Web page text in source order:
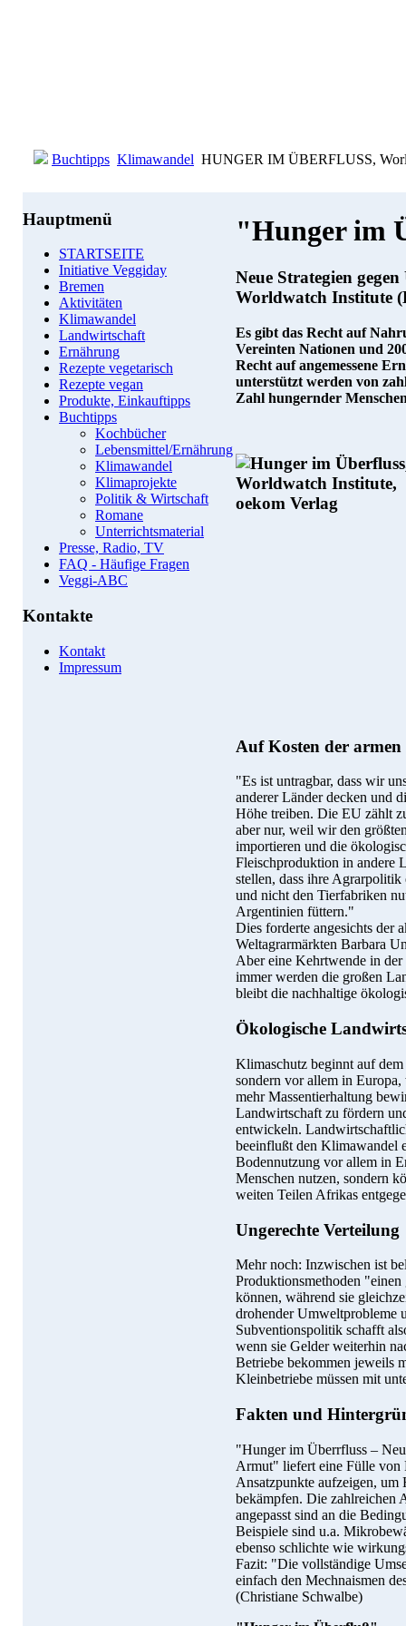
Buchtipps Klimawandel HUNGER IM ÜBERFLUSS,
Hauptmenü
STARTSEITE
Initiative Veggiday
Bremen
Aktivitäten
Klimawandel
Landwirtschaft
Ernährung
Rezepte vegetarisch
Rezepte vegan
Produkte, Einkauftipps
Buchtipps
Kochbücher
Lebensmittel/Ernährung
Klimawandel
Klimaprojekte
Politik & Wirtschaft
Romane
Unterrichtsmaterial
Presse, Radio, TV
FAQ - Häufige Fragen
Veggi-ABC
Kontakte
Kontakt
Impressum
"Hunger im
Neue Strategien
Worldwatch Institute
Es gibt das Recht auf
Vereinten Nationen und
Recht auf angemessene
unterstützt werden von
Zahl hungernder
Auf Kosten der
"Es ist untragbar, dass wir
anderer Länder decken und
Höhe treiben. Die EU zählt
aber nur, weil wir den
importieren und die
Fleischproduktion in andere
stellen, dass ihre
und nicht den Tierfabriken
Argentinien füttern."
Dies forderte angesichts der
Weltagrarmärkten Barbara
Aber eine Kehrtwende in
immer werden die großen
bleibt die nachhaltige
Ökologische
Klimaschutz beginnt auf
sondern vor allem in
mehr Massentierhaltung
Landwirtschaft zu fördern
entwickeln.
beeinflußt den Klimawandel
Bodennutzung vor allem in
Menschen nutzen, sondern
weiten Teilen Afrikas
Ungerechte Verteilung
Mehr noch: Inzwischen ist
Produktionsmethoden
können, während sie
drohender Umweltprobleme
Subventionspolitik schafft
wenn sie Gelder weiterhin
Betriebe bekommen jeweils
Kleinbetriebe müssen mit
Fakten und
"Hunger im Überrfluss –
Armut" liefert eine Fülle von
Ansatzpunkte aufzeigen,
bekämpfen. Die zahlreichen
angepasst sind an die
Beispiele sind u.a.
ebenso schlichte wie
Fazit: "Die vollständige
einfach den Mechnaismen
(Christiane Schwalbe)